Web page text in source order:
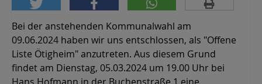
Bei der anstehenden Kommunalwahl am
09.06.2024 haben wir uns entschlossen, als "Offene
Liste Ötigheim" anzutreten. Aus diesem Grund
findet am Dienstag, 05.03.2024 um 19.00 Uhr bei
Hans Hofmann in der Buchenstraße 1 eine